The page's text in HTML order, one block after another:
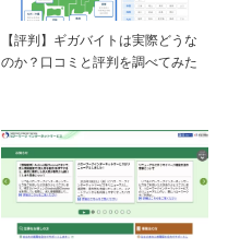
【評判】ギガバイトは実際どうな
のか？口コミと評判を調べてみた